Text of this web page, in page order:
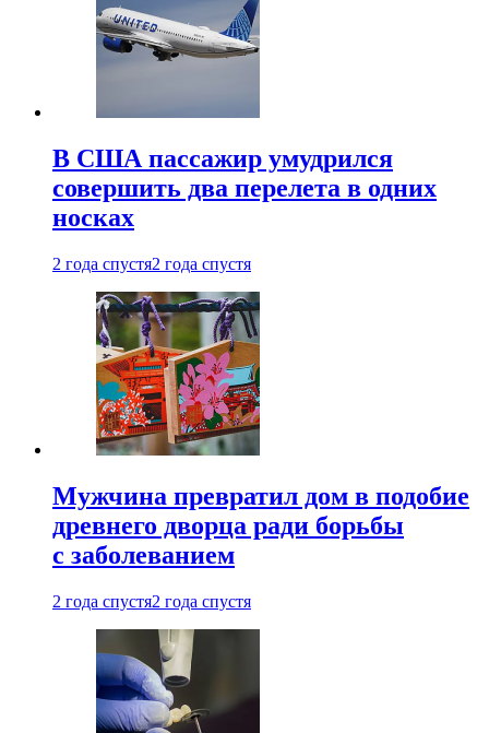
В США пассажир умудрился
совершить два перелета в одних
носках
2 года спустя2 года спустя
Мужчина превратил дом в подобие
древнего дворца ради борьбы
с заболеванием
2 года спустя2 года спустя